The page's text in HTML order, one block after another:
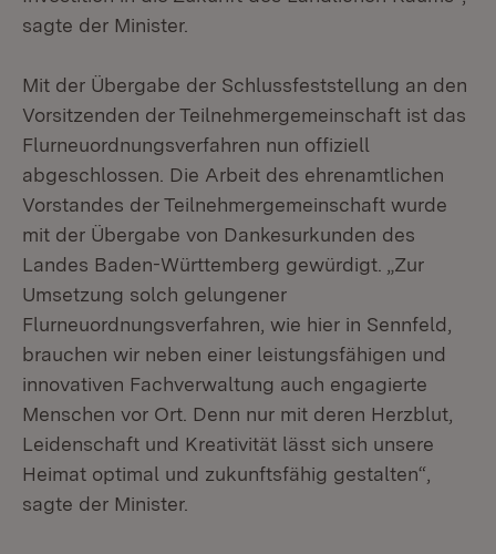
sagte der Minister.
Mit der Übergabe der Schlussfeststellung an den
Vorsitzenden der Teilnehmergemeinschaft ist das
Flurneuordnungsverfahren nun offiziell
abgeschlossen. Die Arbeit des ehrenamtlichen
Vorstandes der Teilnehmergemeinschaft wurde
mit der Übergabe von Dankesurkunden des
Landes Baden-Württemberg gewürdigt. „Zur
Umsetzung solch gelungener
Flurneuordnungsverfahren, wie hier in Sennfeld,
brauchen wir neben einer leistungsfähigen und
innovativen Fachverwaltung auch engagierte
Menschen vor Ort. Denn nur mit deren Herzblut,
Leidenschaft und Kreativität lässt sich unsere
Heimat optimal und zukunftsfähig gestalten“,
sagte der Minister.